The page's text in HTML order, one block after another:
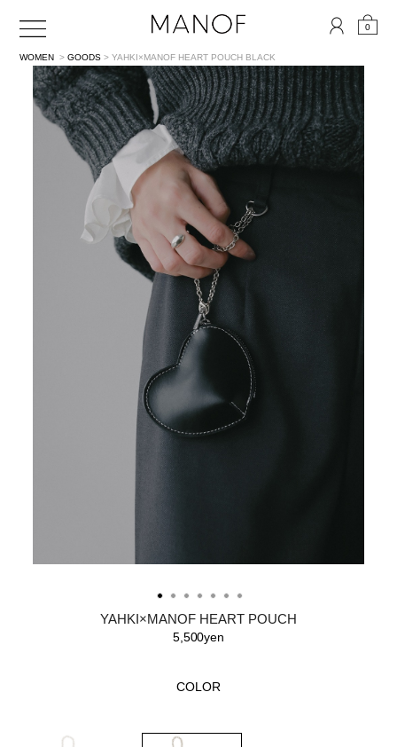
0
WOMEN >GOODS > YAHKI×MANOF HEART POUCH BLACK
YAHKI×MANOF HEART POUCH
5,500yen
COLOR